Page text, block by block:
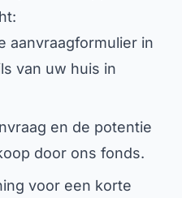
aanvraagformulier in
van uw huis in
en de potentie
door ons fonds.
voor een korte